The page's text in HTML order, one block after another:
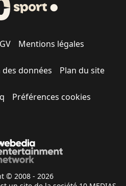
Mentions légales
données Plan du site
Préférences cookies
© 2008 - 2026